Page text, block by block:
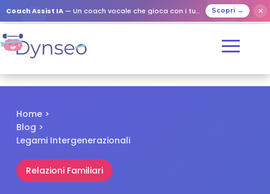
Coach Assist IA — Un coach vocale che gioca con i tuoi cari Scopri → ✕
Home >
Blog >
Legami Intergenerazionali
Relazioni Familiari